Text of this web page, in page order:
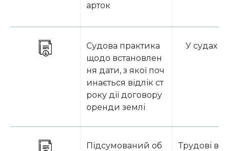
арток
Судова практика
щодо встановлен
ня дати, з якої поч
инається відлік ст
року дії договору
оренди землі
У судах
Підсумований об
Трудові